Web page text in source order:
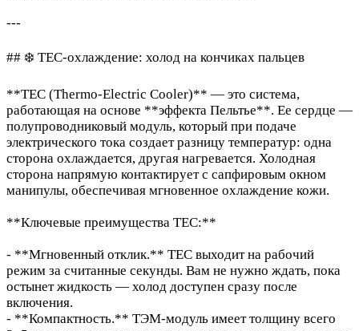
---
## ❄️ TEC-охлаждение: холод на кончиках пальцев
**TEC (Thermo-Electric Cooler)** — это система,
работающая на основе **эффекта Пельтье**. Ее сердце —
полупроводниковый модуль, который при подаче
электрического тока создает разницу температур: одна
сторона охлаждается, другая нагревается. Холодная
сторона напрямую контактирует с сапфировым окном
манипулы, обеспечивая мгновенное охлаждение кожи.
**Ключевые преимущества TEC:**
- **Мгновенный отклик.** TEC выходит на рабочий
режим за считанные секунды. Вам не нужно ждать, пока
остынет жидкость — холод доступен сразу после
включения.
- **Компактность.** ТЭМ-модуль имеет толщину всего